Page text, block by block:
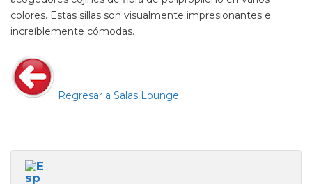
colores. Estas sillas son visualmente impresionantes e
increíblemente cómodas.
Regresar a Salas Lounge